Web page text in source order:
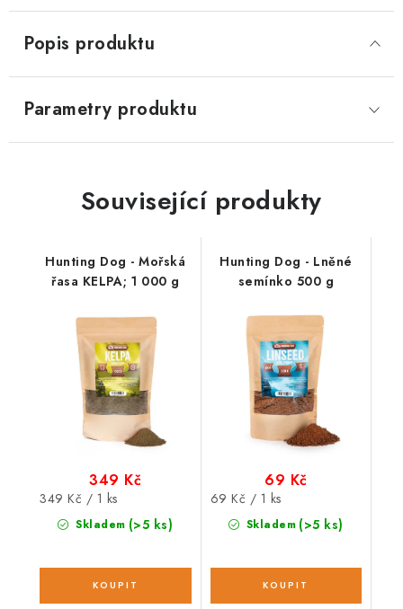
Popis produktu
Parametry produktu
Související produkty
Hunting Dog - Mořská
řasa KELPA; 1 000 g
Skladem (>5 ks)
349 Kč
Měrná
cena:
349 Kč / 1 ks
Hunting Dog - Lněné
semínko 500 g
Skladem (>5 ks)
69 Kč
Měrná
cena:
69 Kč / 1 ks